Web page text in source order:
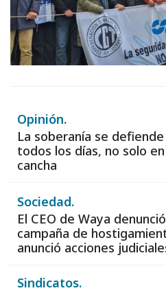
Opinión.
La soberanía se defiende
todos los días, no solo
cancha
Sociedad.
El CEO de Waya
campaña de
anunció acciones
Sindicatos.